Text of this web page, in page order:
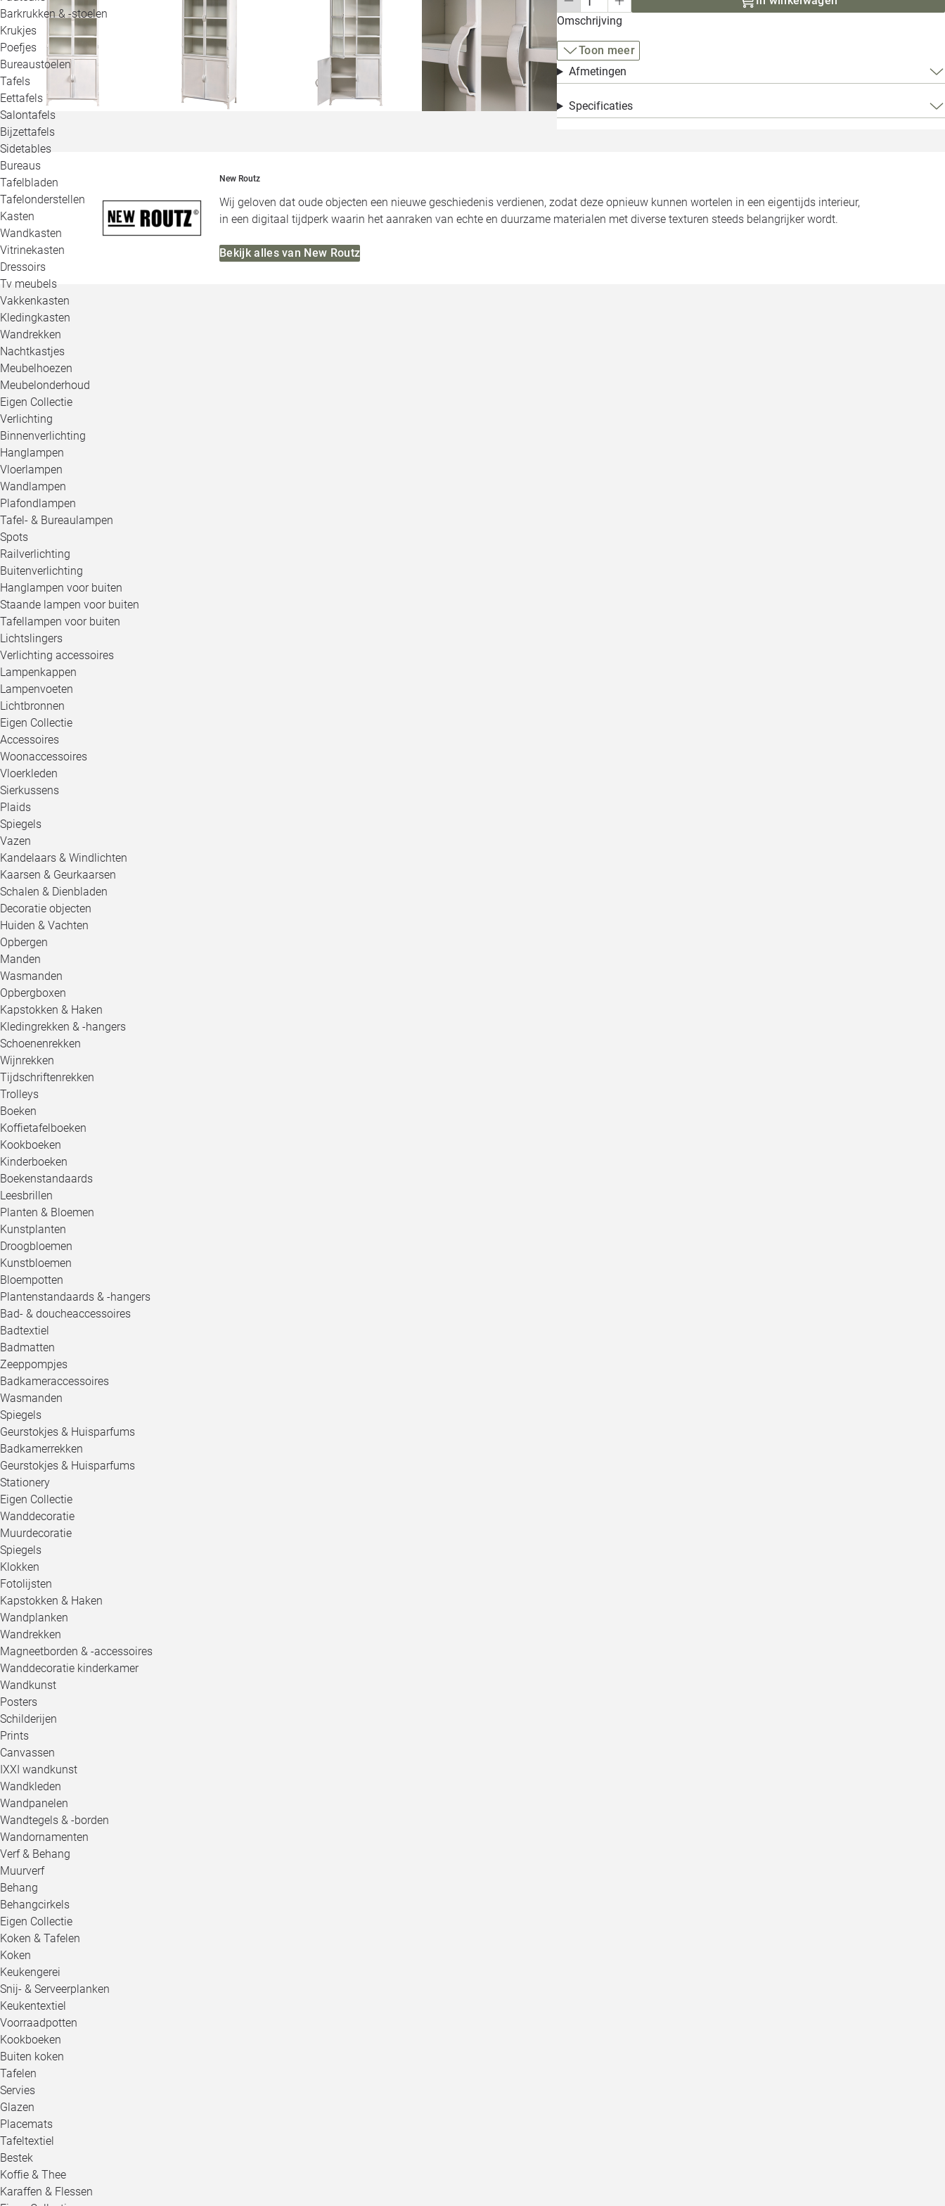
Barkrukken & -stoelen
Krukjes
Poefjes
Bureaustoelen
Tafels
Eettafels
Salontafels
Bijzettafels
Sidetables
Bureaus
Tafelbladen
Tafelonderstellen
Kasten
Wandkasten
Vitrinekasten
Dressoirs
Tv meubels
Vakkenkasten
Kledingkasten
Wandrekken
Nachtkastjes
Meubelhoezen
Meubelonderhoud
Eigen Collectie
Verlichting
Binnenverlichting
Hanglampen
Vloerlampen
Wandlampen
Plafondlampen
Tafel- & Bureaulampen
Spots
Railverlichting
Buitenverlichting
Hanglampen voor buiten
Staande lampen voor buiten
Tafellampen voor buiten
Lichtslingers
Verlichting accessoires
Lampenkappen
Lampenvoeten
Lichtbronnen
Eigen Collectie
Accessoires
Woonaccessoires
Vloerkleden
Sierkussens
Plaids
Spiegels
Vazen
Kandelaars & Windlichten
Kaarsen & Geurkaarsen
Schalen & Dienbladen
Decoratie objecten
Huiden & Vachten
Opbergen
Manden
Wasmanden
Opbergboxen
Kapstokken & Haken
Kledingrekken & -hangers
Schoenenrekken
Wijnrekken
Tijdschriftenrekken
Trolleys
Boeken
Koffietafelboeken
Kookboeken
Kinderboeken
Boekenstandaards
Leesbrillen
Planten & Bloemen
Kunstplanten
Droogbloemen
Kunstbloemen
Bloempotten
Plantenstandaards & -hangers
Bad- & doucheaccessoires
Badtextiel
Badmatten
Zeeppompjes
Badkameraccessoires
Wasmanden
Spiegels
Geurstokjes & Huisparfums
Badkamerrekken
Geurstokjes & Huisparfums
Stationery
Eigen Collectie
Wanddecoratie
Muurdecoratie
Spiegels
Klokken
Fotolijsten
Kapstokken & Haken
Wandplanken
Wandrekken
Magneetborden & -accessoires
Wanddecoratie kinderkamer
Wandkunst
Posters
Schilderijen
Prints
Canvassen
IXXI wandkunst
Wandkleden
Wandpanelen
Wandtegels & -borden
Wandornamenten
Verf & Behang
Muurverf
Behang
Behangcirkels
Eigen Collectie
Koken & Tafelen
Koken
Keukengerei
Snij- & Serveerplanken
Keukentextiel
Voorraadpotten
Kookboeken
Buiten koken
Tafelen
Servies
Glazen
Placemats
Tafeltextiel
Bestek
Koffie & Thee
Karaffen & Flessen
Alle
Omschrijving
Toon meer
Afmetingen
Specificaties
New Routz
Wij geloven dat oude objecten een nieuwe geschiedenis verdienen, zodat deze opnieuw kunnen wortelen in een eigentijds interieur,
in een digitaal tijdperk waarin het aanraken van echte en duurzame materialen met diverse texturen steeds belangrijker wordt.
Bekijk alles van New Routz